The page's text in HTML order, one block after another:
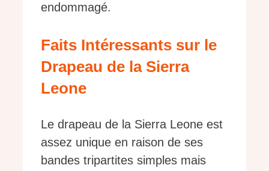
endommagé.
Faits Intéressants sur le
Drapeau de la Sierra
Leone
Le drapeau de la Sierra Leone est
assez unique en raison de ses
bandes tripartites simples mais